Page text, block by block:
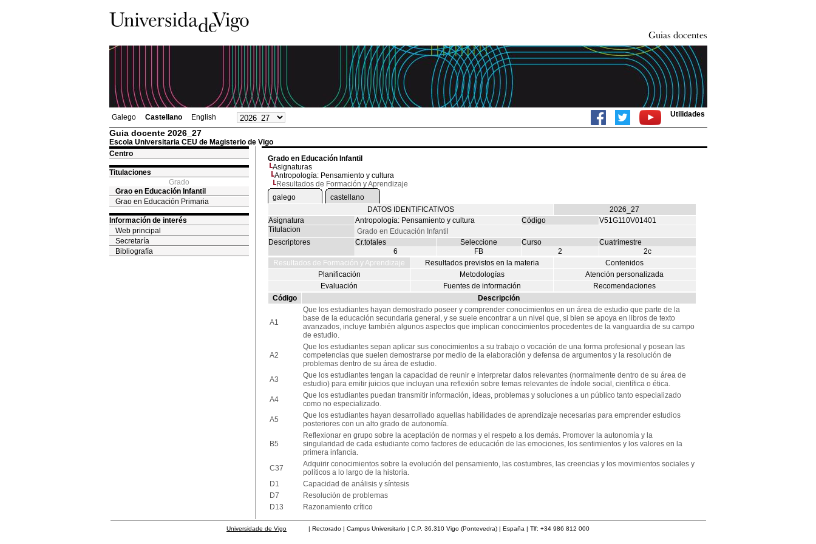
Galego Castellano English Utilidades
Guia docente 2026_27
Escola Universitaria CEU de Magisterio de Vigo
Centro
Titulaciones
Grado
Grao en Educación Infantil
Grao en Educación Primaria
Información de interés
Web principal
Secretaría
Bibliografía
Grado en Educación Infantil
Asignaturas
Antropología: Pensamiento y cultura
Resultados de Formación y Aprendizaje
galego
castellano
DATOS IDENTIFICATIVOS
2026_27
Asignatura
Antropología: Pensamiento y cultura Código
V51G110V01401
Titulacion
Grado en Educación Infantil
Descriptores
Cr.totales Seleccione Curso
Cuatrimestre
6
FB 2
2c
Resultados de Formación y Aprendizaje
Resultados previstos en la materia
Contenidos
Planificación
Metodologías
Atención personalizada
Evaluación
Fuentes de información
Recomendaciones
Código
Descripción
A1
Que los estudiantes hayan demostrado poseer y comprender conocimientos en un área de estudio que parte de la
base de la educación secundaria general, y se suele encontrar a un nivel que, si bien se apoya en libros de texto
avanzados, incluye también algunos aspectos que implican conocimientos procedentes de la vanguardia de su campo
de estudio.
A2
Que los estudiantes sepan aplicar sus conocimientos a su trabajo o vocación de una forma profesional y posean las
competencias que suelen demostrarse por medio de la elaboración y defensa de argumentos y la resolución de
problemas dentro de su área de estudio.
A3
Que los estudiantes tengan la capacidad de reunir e interpretar datos relevantes (normalmente dentro de su área de
estudio) para emitir juicios que incluyan una reflexión sobre temas relevantes de índole social, científica o ética.
A4
Que los estudiantes puedan transmitir información, ideas, problemas y soluciones a un público tanto especializado
como no especializado.
A5
Que los estudiantes hayan desarrollado aquellas habilidades de aprendizaje necesarias para emprender estudios
posteriores con un alto grado de autonomía.
B5
Reflexionar en grupo sobre la aceptación de normas y el respeto a los demás. Promover la autonomía y la
singularidad de cada estudiante como factores de educación de las emociones, los sentimientos y los valores en la
primera infancia.
C37
Adquirir conocimientos sobre la evolución del pensamiento, las costumbres, las creencias y los movimientos sociales y
políticos a lo largo de la historia.
D1
Capacidad de análisis y síntesis
D7
Resolución de problemas
D13
Razonamiento crítico
Universidade de Vigo | Rectorado | Campus Universitario | C.P. 36.310 Vigo (Pontevedra) | España | Tlf: +34 986 812 000